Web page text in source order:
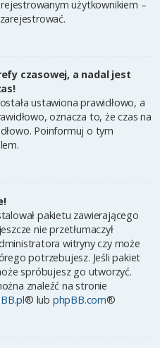
użytkownikiem –
czasowej, a nadal jest
ustawiona prawidłowo, a
oznacza to, że czas na
Poinformuj o tym
pakietu zawierającego
nie przetłumaczył
witryny czy może
potrzebujesz. Jeśli pakiet
spróbujesz go utworzyć.
znaleźć na stronie
® lub phpBB.com®